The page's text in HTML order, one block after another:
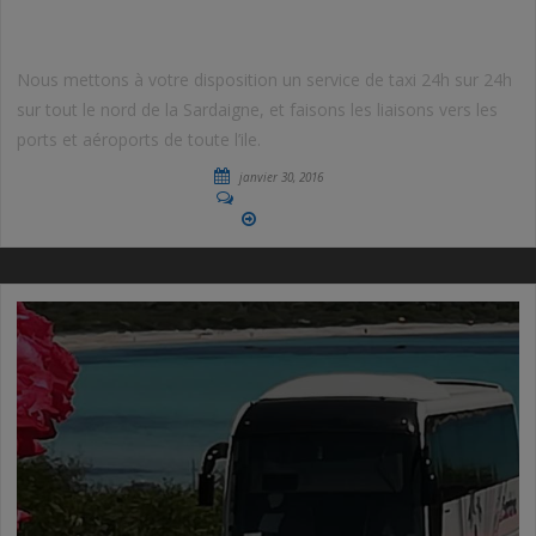
Nous mettons à votre disposition un service de taxi 24h sur 24h
sur tout le nord de la Sardaigne, et faisons les liaisons vers les
ports et aéroports de toute l’ile.
janvier 30, 2016